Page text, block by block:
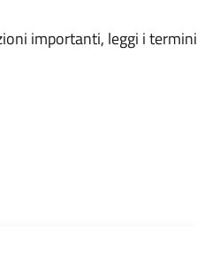
importanti, leggi i termini